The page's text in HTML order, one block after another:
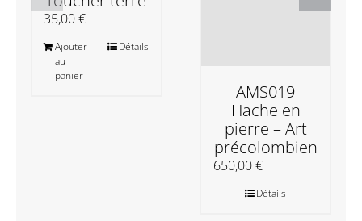
35,00€
Ajouter
au
panier
Détails
AMS019
Hache en
pierre – Art
précolombien
650,00€
Détails